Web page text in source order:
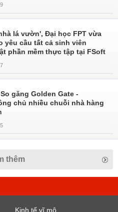
lá vườn', Đại học FPT vừa
yêu cầu tất cả sinh viên
phần mềm thực tập tại FSoft
găng Golden Gate -
chủ nhiều chuỗi nhà hàng
thêm
Kinh tế vĩ mô